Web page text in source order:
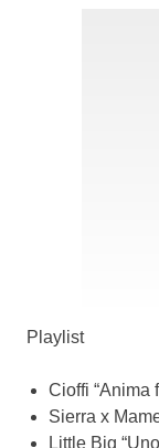
Playlist
Cioffi “Anima
Sierra x
Little Big